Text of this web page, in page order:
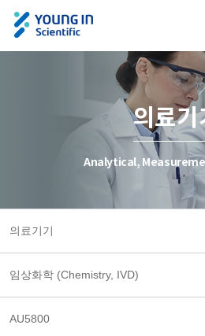
의료기
Analytical,